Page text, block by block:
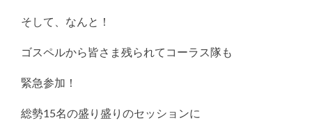
そして、なんと！
ゴスペルから皆さま残られてコーラス隊も
緊急参加！
総勢15名の盛り盛りのセッションに